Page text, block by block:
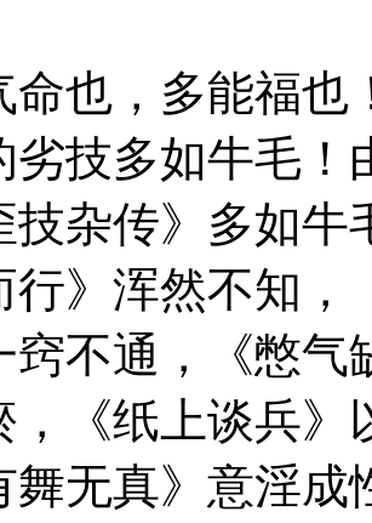
，多能福也
劣技多如牛毛！
技杂传》多如
行》浑然不知
窍不通，《憋气
，《纸上谈兵》
舞无真》意淫